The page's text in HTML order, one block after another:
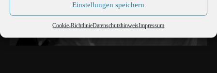
Einstellungen speichern
Cookie-RichtlinieDatenschutzhinweisImpressum